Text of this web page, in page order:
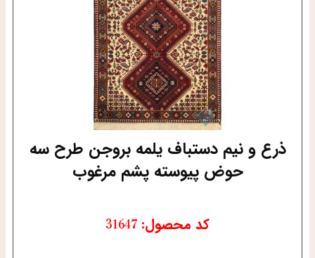
ذرع و نیم دستباف یلمه بروجن طرح سه
حوض پیوسته پشم مرغوب
کد محصول: 31647